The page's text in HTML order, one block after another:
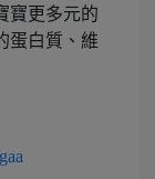
寶更多元的
蛋白質、維